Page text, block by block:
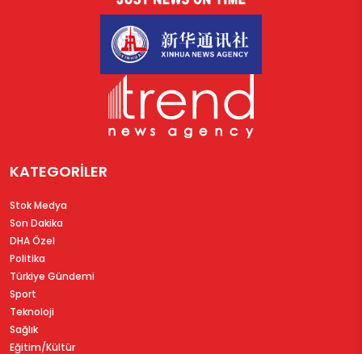
KATEGORİLER
Stok Medya
Son Dakika
DHA Özel
Politika
Türkiye Gündemi
Sport
Teknoloji
Sağlık
Eğitim/Kültür